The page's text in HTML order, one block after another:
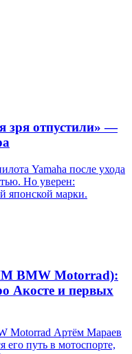
зря отпустили» —
Yamaha после ухода
Но уверен:
японской марки.
BMW Motorrad):
Акосте и первых
Артём Мараев
его путь в мотоспорте,